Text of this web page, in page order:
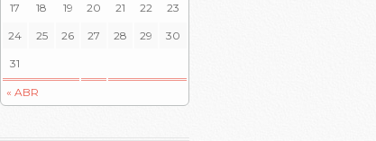
« ABR
17 18 19 20 21 22 23
24 25 26 27 28 29 30
31